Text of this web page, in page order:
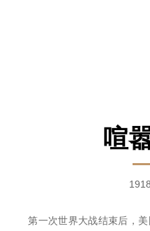
喧
第一次世界大战结束后，